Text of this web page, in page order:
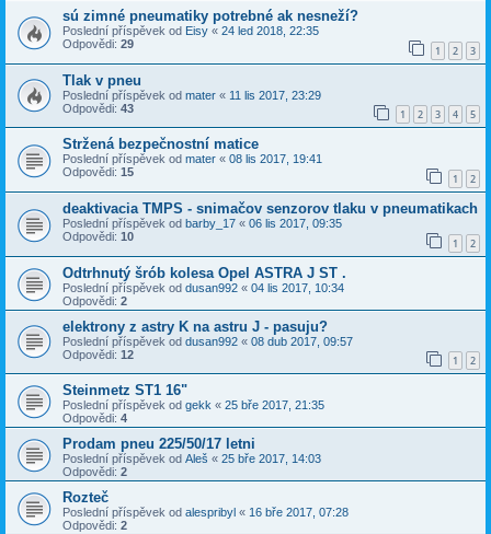
sú zimné pneumatiky potrebné ak nesneží?
Poslední příspěvek od Eisy « 24 led 2018, 22:35
Odpovědi: 29 1 2 3
Tlak v pneu
Poslední příspěvek od mater « 11 lis 2017, 23:29
Odpovědi: 43 1 2 3 4 5
Stržená bezpečnostní matice
Poslední příspěvek od mater « 08 lis 2017, 19:41
Odpovědi: 15 1 2
deaktivacia TMPS - snimačov senzorov tlaku v pneumatikach
Poslední příspěvek od barby_17 « 06 lis 2017, 09:35
Odpovědi: 10 1 2
Odtrhnutý šrób kolesa Opel ASTRA J ST .
Poslední příspěvek od dusan992 « 04 lis 2017, 10:34
Odpovědi: 2
elektrony z astry K na astru J - pasuju?
Poslední příspěvek od dusan992 « 08 dub 2017, 09:57
Odpovědi: 12 1 2
Steinmetz ST1 16"
Poslední příspěvek od gekk « 25 bře 2017, 21:35
Odpovědi: 4
Prodam pneu 225/50/17 letni
Poslední příspěvek od Aleš « 25 bře 2017, 14:03
Odpovědi: 2
Rozteč
Poslední příspěvek od alespribyl « 16 bře 2017, 07:28
Odpovědi: 2